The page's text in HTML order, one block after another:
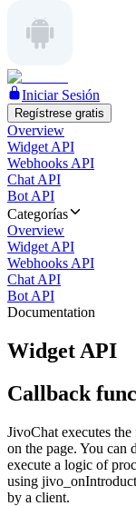
Iniciar Sesión
Regístrese gratis
Overview
Widget API
Webhooks API
Chat API
Bot API
Categorías
Overview
Widget API
Webhooks API
Chat API
Bot API
Documentation
Widget API
Callback
JivoChat executes
on the page. You can
execute a logic of
using
by a client.